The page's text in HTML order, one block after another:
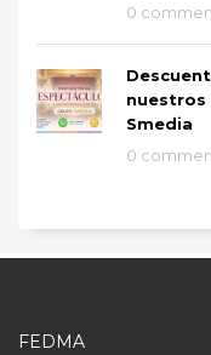
0
nuestros
Smedia
0
FEDMA